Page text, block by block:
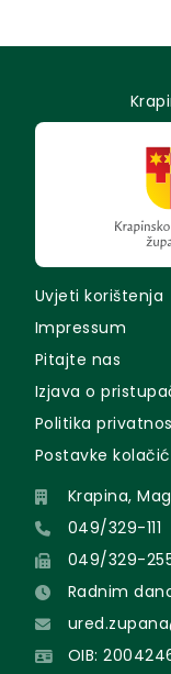
Uvjeti korištenja
Impressum
Pitajte nas
Izjava o
Politika
Postavke
Krapina,
049/329-111
049/329-
Radnim
OIB: